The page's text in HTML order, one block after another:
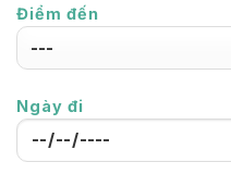
Điểm đến
Ngày đi